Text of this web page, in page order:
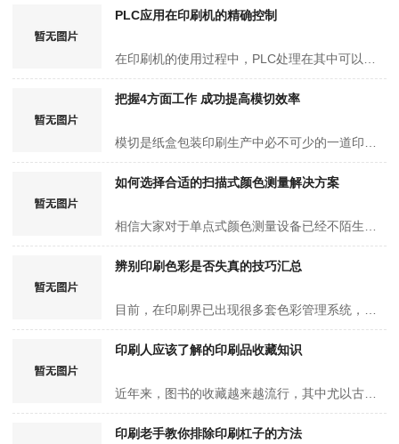
PLC应用在印刷机的精确控制
在印刷机的使用过程中，PLC处理在其中可以起到重要的作用。以下，我们就一起来了解一PLC在印刷机的精确控制。 引言 近年来，随着我国自动化技术的提高，工厂自动化也上了一个新台阶。PLC作为一个新…
把握4方面工作 成功提高模切效率
模切是纸盒包装印刷生产中必不可少的一道印后加工工序。一般来说，模切车间的设备投入资金和管理复杂程度仅次于印刷车间，质量控制也相对容易一些。对于纸盒包装印刷企业模切车间的管理，我们需要做好4个…
如何选择合适的扫描式颜色测量解决方案
相信大家对于单点式颜色测量设备已经不陌生了，比如爱色丽的常规产品500系列、SpectroEye，以及新款的eXact分光光度仪，这些仪器在包装、商业印刷企业以及各大印刷院校都很受欢迎，在控制印刷品色度、密度…
辨别印刷色彩是否失真的技巧汇总
目前，在印刷界已出现很多套色彩管理系统，在印刷的颜色上都有了一定的控制，但是在现在印刷客户群体中，他们对色彩的要求日趋苛刻，为了更好的印刷服务，我们有必要了解导致色彩失真的主要因素以及失真的…
印刷人应该了解的印刷品收藏知识
近年来，图书的收藏越来越流行，其中尤以古籍图书受到青睐，那么，作为收藏者，应该收藏什么样的古籍图书呢？ 历经多年的变迁，流传下来的古籍比较有限，然而，在所有的藏品中，古籍仍是存世量最多的一…
印刷老手教你排除印刷杠子的方法